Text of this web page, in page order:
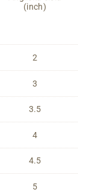
(inch)
2
3
3.5
4
4.5
5